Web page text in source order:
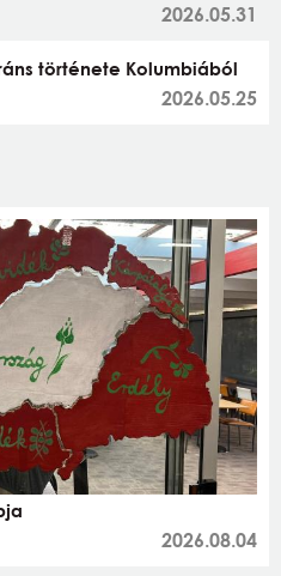
2026.05.31
története Kolumbiából
2026.05.25
2026.08.04